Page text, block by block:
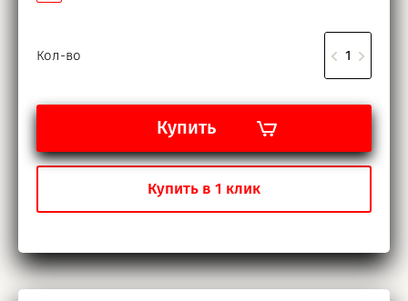
Кол-во
Купить
Купить в 1 клик